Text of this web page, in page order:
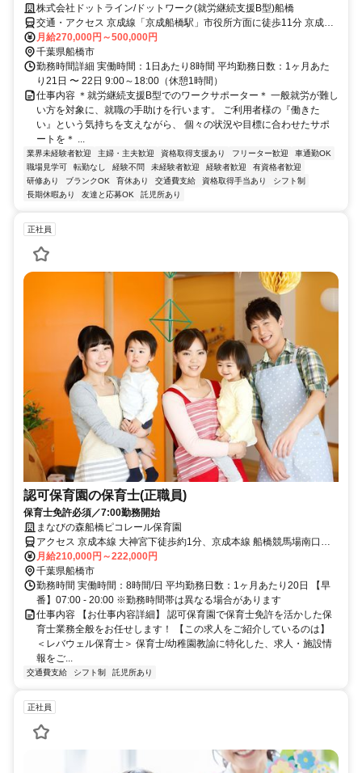
株式会社ドットライン/ドットワーク(就労継続支援B型)船橋
交通・アクセス 京成線「京成船橋駅」市役所方面に徒歩11分 京成バ
ス・臨港線「湊町2丁目」徒歩3分 ★船橋市役所近くです
月給270,000円～500,000円
千葉県船橋市
勤務時間詳細 実働時間：1日あたり8時間 平均勤務日数：1ヶ月あた
り21日 〜 22日 9:00～18:00（休憩1時間）
仕事内容 ＊就労継続支援B型でのワークサポーター＊ 一般就労が難し
い方を対象に、就職の手助けを行います。 ご利用者様の『働きた
い』という気持ちを支えながら、 個々の状況や目標に合わせたサポ
ートを＊ ...
業界未経験者歓迎 主婦・主夫歓迎 資格取得支援あり フリーター歓迎
車通勤OK
職場見学可
転勤なし 経験不問 未経験者歓迎 経験者歓迎
有資格者歓迎
研修あり
ブランクOK 育休あり 交通費支給 資格取得手当あり
シフト制
長期休暇あり
友達と応募OK 託児所あり
正社員
認可保育園の保育士(正職員)
保育士免許必須／7:00勤務開始
まなびの森船橋ピコレール保育園
アクセス 京成本線 大神宮下徒歩約1分、京成本線 船橋競馬場南口徒
歩約11分、京成本線 京成船橋東口徒歩約13分
月給210,000円～222,000円
千葉県船橋市
勤務時間 実働時間：8時間/日 平均勤務日数：1ヶ月あたり20日 【早
番】07:00 - 20:00 ※勤務時間帯は異なる場合があります
仕事内容 【お仕事内容詳細】 認可保育園で保育士免許を活かした保
育士業務全般をお任せします！ 【この求人をご紹介しているのは】
＜レバウェル保育士＞ 保育士/幼稚園教諭に特化した、求人・施設情
報をご...
交通費支給 シフト制 託児所あり
正社員